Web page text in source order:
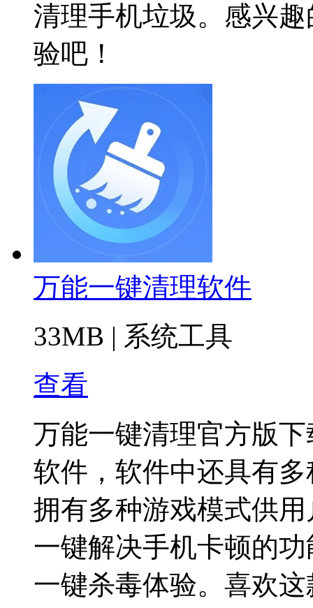
清理手机垃圾。感兴
验吧！
万能一键清理软件
33MB | 系统工具
查看
万能一键清理官方版
软件，软件中还具有
拥有多种游戏模式供
一键解决手机卡顿的
一键杀毒体验。喜欢